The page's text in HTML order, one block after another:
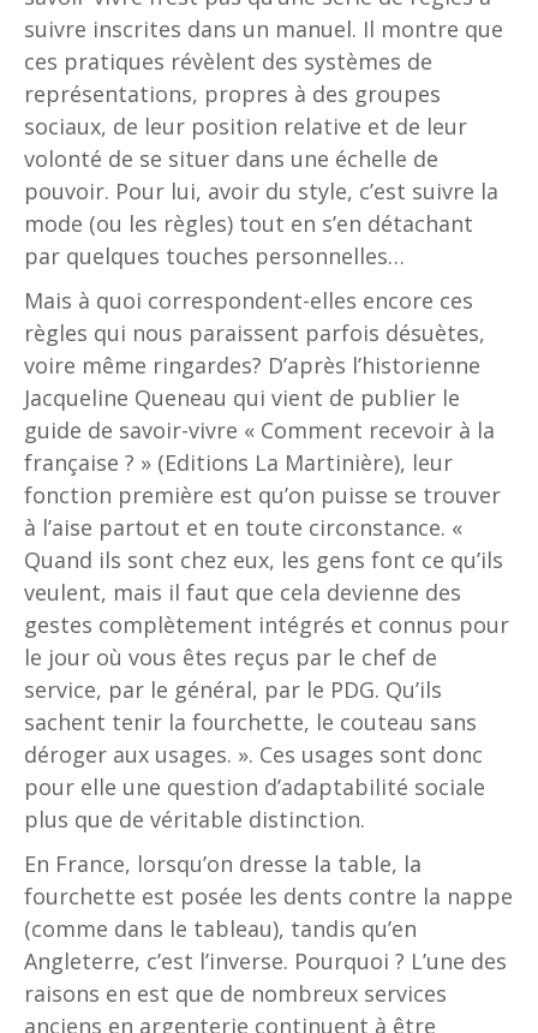
suivre inscrites dans un manuel. Il montre que
ces pratiques révèlent des systèmes de
représentations, propres à des groupes
sociaux, de leur position relative et de leur
volonté de se situer dans une échelle de
pouvoir. Pour lui, avoir du style, c’est suivre la
mode (ou les règles) tout en s’en détachant
par quelques touches personnelles…
Mais à quoi correspondent-elles encore ces
règles qui nous paraissent parfois désuètes,
voire même ringardes? D’après l’historienne
Jacqueline Queneau qui vient de publier le
guide de savoir-vivre « Comment recevoir à la
française ? » (Editions La Martinière), leur
fonction première est qu’on puisse se trouver
à l’aise partout et en toute circonstance. «
Quand ils sont chez eux, les gens font ce qu’ils
veulent, mais il faut que cela devienne des
gestes complètement intégrés et connus pour
le jour où vous êtes reçus par le chef de
service, par le général, par le PDG. Qu’ils
sachent tenir la fourchette, le couteau sans
déroger aux usages. ». Ces usages sont donc
pour elle une question d’adaptabilité sociale
plus que de véritable distinction.
En France, lorsqu’on dresse la table, la
fourchette est posée les dents contre la nappe
(comme dans le tableau), tandis qu’en
Angleterre, c’est l’inverse. Pourquoi ? L’une des
raisons en est que de nombreux services
anciens en argenterie continuent à être